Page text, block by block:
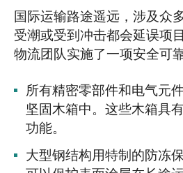
国际运输路途遥远，涉及众
受潮或受到冲击都会延误项
物流团队实施了一项安全可
所有精密零部件和电气元
坚固木箱中。这些木箱具
功能。
大型钢结构用特制的防冻